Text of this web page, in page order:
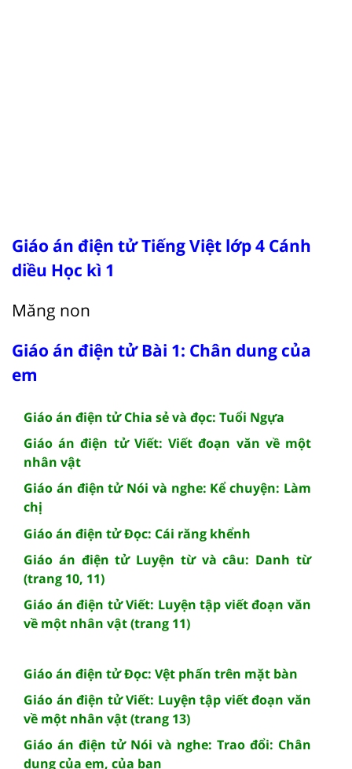
Giáo án điện tử Tiếng Việt lớp 4 Cánh
diều Học kì 1
Măng non
Giáo án điện tử Bài 1: Chân dung của
em
Giáo án điện tử Chia sẻ và đọc: Tuổi Ngựa
Giáo án điện tử Viết: Viết đoạn văn về một
nhân vật
Giáo án điện tử Nói và nghe: Kể chuyện: Làm
chị
Giáo án điện tử Đọc: Cái răng khểnh
Giáo án điện tử Luyện từ và câu: Danh từ
(trang 10, 11)
Giáo án điện tử Viết: Luyện tập viết đoạn văn
về một nhân vật (trang 11)
Giáo án điện tử Đọc: Vệt phấn trên mặt bàn
Giáo án điện tử Viết: Luyện tập viết đoạn văn
về một nhân vật (trang 13)
Giáo án điện tử Nói và nghe: Trao đổi: Chân
dung của em, của bạn